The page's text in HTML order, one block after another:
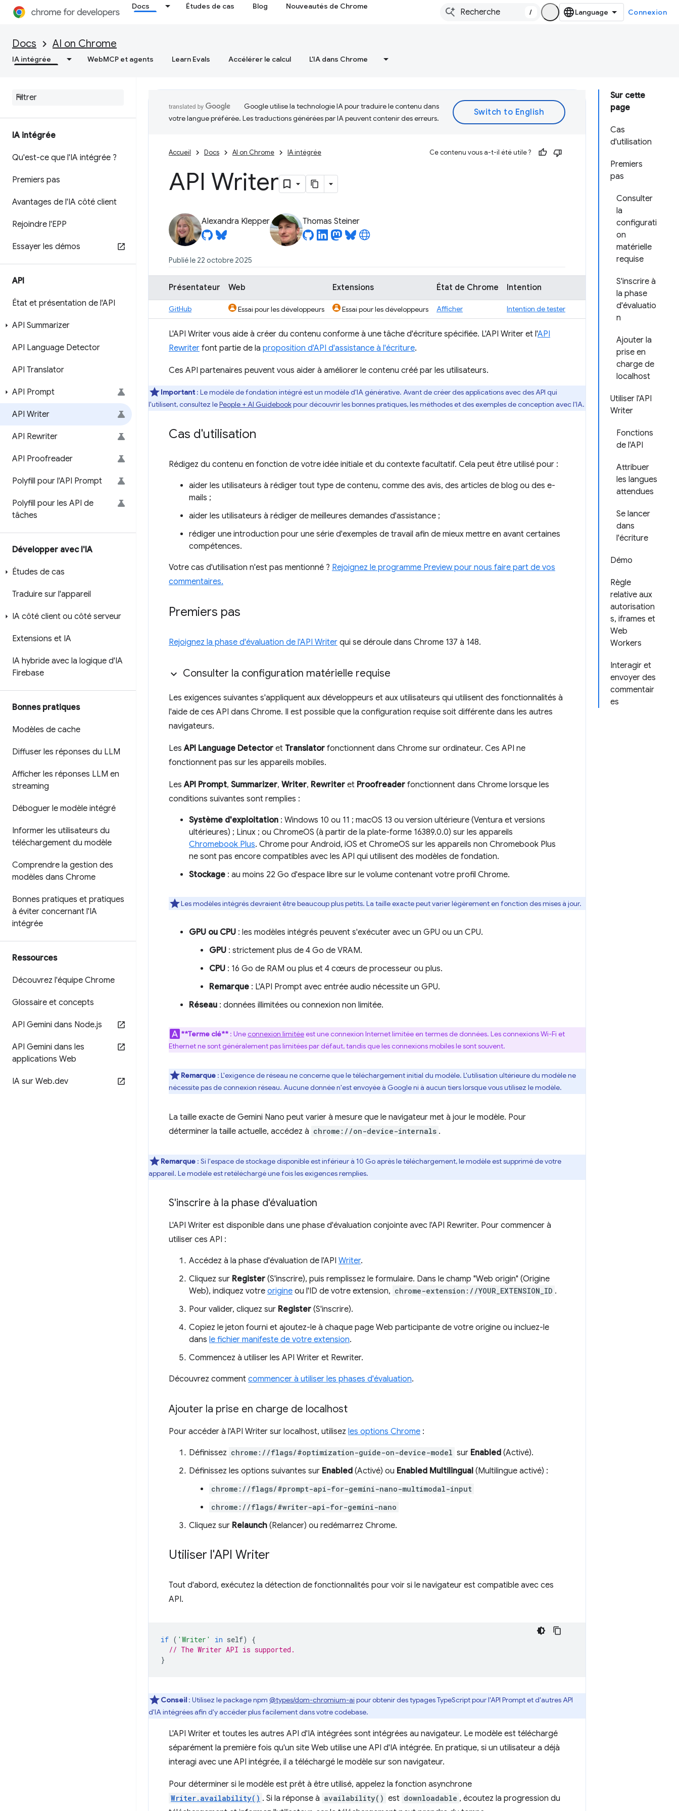
Docs Études de cas Blog Nouveautés de Chrome
/ Connexion
Docs AI on Chrome
IA intégrée WebMCP et agents Learn Evals Accélérer le calcul L'IA dans Chrome
IA intégrée
Qu'est-ce que l'IA intégrée ?
Premiers pas
Avantages de l'IA côté client
Rejoindre l'EPP
Essayer les démos
API
État et présentation de l'API
API Summarizer
API Language Detector
API Translator
API Prompt
API Writer
API Rewriter
API Proofreader
Polyfill pour l'API Prompt
Polyfill pour les API de
tâches
Développer avec l'IA
Études de cas
Traduire sur l'appareil
IA côté client ou côté serveur
Extensions et IA
IA hybride avec la logique d'IA
Firebase
Bonnes pratiques
Modèles de cache
Diffuser les réponses du LLM
Afficher les réponses LLM en
streaming
Déboguer le modèle intégré
Informer les utilisateurs du
téléchargement du modèle
Comprendre la gestion des
modèles dans Chrome
Bonnes pratiques et pratiques
à éviter concernant l'IA
intégrée
Ressources
Découvrez l'équipe Chrome
Glossaire et concepts
API Gemini dans Node.js
API Gemini dans les
applications Web
IA sur Web.dev
Sur cette
page
Cas
d'utilisation
Premiers
pas
Consulter
la
configurati
on
matérielle
requise
S'inscrire à
la phase
d'évaluatio
n
Ajouter la
prise en
charge de
localhost
Utiliser l'API
Writer
Fonctions
de l'API
Attribuer
les langues
attendues
Se lancer
dans
l'écriture
Démo
Règle
relative aux
autorisation
s, iframes et
Web
Workers
Interagir et
envoyer des
commentair
es
Google utilise la technologie IA pour traduire le contenu dans
votre langue préférée. Les traductions générées par IA peuvent contenir des erreurs.
Accueil Docs AI on Chrome IA intégrée Ce contenu vous a-t-il été utile ?
API Writer
Alexandra Klepper Thomas Steiner
Publié le 22 octobre 2025
Présentateur Web Extensions État de Chrome Intention
GitHub Essai pour les développeurs Essai pour les développeurs Afficher Intention de tester
L'API Writer vous aide à créer du contenu conforme à une tâche d'écriture spécifiée. L'API Writer et l'API
Rewriter font partie de la proposition d'API d'assistance à l'écriture.
Ces API partenaires peuvent vous aider à améliorer le contenu créé par les utilisateurs.
Important : Le modèle de fondation intégré est un modèle d'IA générative. Avant de créer des applications avec des API qui
l'utilisent, consultez lePeople + AI Guidebookpour découvrir les bonnes pratiques, les méthodes et des exemples de conception avec l'IA.
Cas d'utilisation
Rédigez du contenu en fonction de votre idée initiale et du contexte facultatif. Cela peut être utilisé pour :
aider les utilisateurs à rédiger tout type de contenu, comme des avis, des articles de blog ou des e-
mails ;
aider les utilisateurs à rédiger de meilleures demandes d'assistance ;
rédiger une introduction pour une série d'exemples de travail afin de mieux mettre en avant certaines
compétences.
Votre cas d'utilisation n'est pas mentionné ? Rejoignez le programme Preview pour nous faire part de vos
commentaires.
Premiers pas
Rejoignez la phase d'évaluation de l'API Writer qui se déroule dans Chrome 137 à 148.
Consulter la configuration matérielle requise
Les exigences suivantes s'appliquent aux développeurs et aux utilisateurs qui utilisent des fonctionnalités à
l'aide de ces API dans Chrome. Il est possible que la configuration requise soit différente dans les autres
navigateurs.
LesAPI Language Detector et Translator fonctionnent dans Chrome sur ordinateur. Ces API ne
fonctionnent pas sur les appareils mobiles.
LesAPI Prompt, Summarizer, Writer, Rewriter et Proofreader fonctionnent dans Chrome lorsque les
conditions suivantes sont remplies :
Système d'exploitation : Windows 10 ou 11 ; macOS 13 ou version ultérieure (Ventura et versions
ultérieures) ; Linux ; ou ChromeOS (à partir de la plate-forme 16389.0.0) sur les appareils
Chromebook Plus. Chrome pour Android, iOS et ChromeOS sur les appareils non Chromebook Plus
ne sont pas encore compatibles avec les API qui utilisent des modèles de fondation.
Stockage : au moins 22 Go d'espace libre sur le volume contenant votre profil Chrome.
Les modèles intégrés devraient être beaucoup plus petits. La taille exacte peut varier légèrement en fonction des mises à jour.
GPU ou CPU : les modèles intégrés peuvent s'exécuter avec un GPU ou un CPU.
GPU : strictement plus de 4 Go de VRAM.
CPU : 16 Go de RAM ou plus et 4 cœurs de processeur ou plus.
Remarque : L'API Prompt avec entrée audio nécessite un GPU.
Réseau : données illimitées ou connexion non limitée.
**Terme clé** : Uneconnexion limitéeest une connexion Internet limitée en termes de données. Les connexions Wi-Fi et
Ethernet ne sont généralement pas limitées par défaut, tandis que les connexions mobiles le sont souvent.
Remarque : L'exigence de réseau ne concerne que le téléchargement initial du modèle. L'utilisation ultérieure du modèle ne
nécessite pas de connexion réseau. Aucune donnée n'est envoyée à Google ni à aucun tiers lorsque vous utilisez le modèle.
La taille exacte de Gemini Nano peut varier à mesure que le navigateur met à jour le modèle. Pour
déterminer la taille actuelle, accédez à chrome://on-device-internals .
Remarque : Si l'espace de stockage disponible est inférieur à 10 Go après le téléchargement, le modèle est supprimé de votre
appareil. Le modèle est retéléchargé une fois les exigences remplies.
S'inscrire à la phase d'évaluation
L'API Writer est disponible dans une phase d'évaluation conjointe avec l'API Rewriter. Pour commencer à
utiliser ces API :
Accédez à la phase d'évaluation de l'API Writer.
Cliquez sur Register (S'inscrire), puis remplissez le formulaire. Dans le champ "Web origin" (Origine
Web), indiquez votre origine ou l'ID de votre extension, chrome-extension://YOUR_EXTENSION_ID .
Pour valider, cliquez sur Register (S'inscrire).
Copiez le jeton fourni et ajoutez-le à chaque page Web participante de votre origine ou incluez-le
dans le fichier manifeste de votre extension.
Commencez à utiliser les API Writer et Rewriter.
Découvrez comment commencer à utiliser les phases d'évaluation.
Ajouter la prise en charge de localhost
Pour accéder à l'API Writer sur localhost, utilisez les options Chrome :
Définissez chrome://flags/#optimization-guide-on-device-model sur Enabled (Activé).
Définissez les options suivantes sur Enabled (Activé) ou Enabled Multilingual (Multilingue activé) :
chrome://flags/#prompt-api-for-gemini-nano-multimodal-input
chrome://flags/#writer-api-for-gemini-nano
Cliquez sur Relaunch (Relancer) ou redémarrez Chrome.
Utiliser l'API Writer
Tout d'abord, exécutez la détection de fonctionnalités pour voir si le navigateur est compatible avec ces
API.
if ( 'Writer' in self)
{
// The Writer API is supported.
}
Conseil : Utilisez le package npm @types/dom-chromium-ai pour obtenir des typages TypeScript pour l'API Prompt et d'autres API
d'IA intégrées afin d'y accéder plus facilement dans votre codebase.
L'API Writer et toutes les autres API d'IA intégrées sont intégrées au navigateur. Le modèle est téléchargé
séparément la première fois qu'un site Web utilise une API d'IA intégrée. En pratique, si un utilisateur a déjà
interagi avec une API intégrée, il a téléchargé le modèle sur son navigateur.
Pour déterminer si le modèle est prêt à être utilisé, appelez la fonction asynchrone
Writer.availability() . Si la réponse à availability() est downloadable , écoutez la progression du